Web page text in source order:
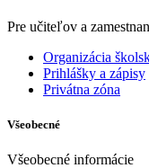
Pre učiteľov a
Organizácia
Prihlášky a zápisy
Privátna zóna
Všeobecné
Všeobecné informácie